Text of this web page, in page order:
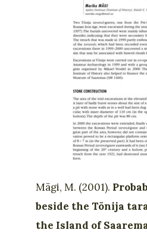
Mägi, M. (2001).
beside the Tõnija
the Island of